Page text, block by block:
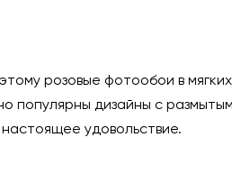
розовые фотообои в
дизайны с
удовольствие.